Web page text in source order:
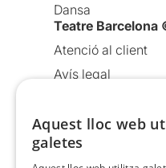
Dansa
Teatre
Atenció al client
Avís legal
Política de cookies
Condicions d’ús
Aquest lloc web
galetes